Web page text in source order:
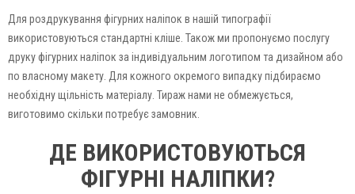
Для роздрукування фігурних наліпок в нашій типографії
використовуються стандартні кліше. Також ми пропонуємо послугу
друку фігурних наліпок за індивідуальним логотипом та дизайном або
по власному макету. Для кожного окремого випадку підбираємо
необхідну щільність матеріалу. Тираж нами не обмежується,
виготовимо скільки потребує замовник.
ДЕ ВИКОРИСТОВУЮТЬСЯ
ФІГУРНІ НАЛІПКИ?